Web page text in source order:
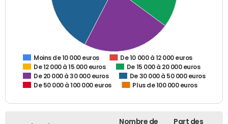
Moins de 10 000 euros
De 10 000 à 12 000 euros
De 12 000 à 15 000 euros
De 15 000 à 20 000 euros
De 20 000 à 30 000 euros
De 30 000 à 50 000 euros
De 50 000 à 100 000 euros
Plus de 100 000 euros
Nombre de
Part des